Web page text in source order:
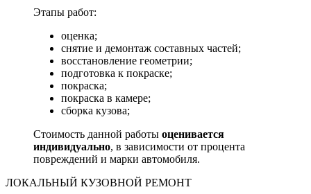
Этапы работ:
оценка;
снятие и демонтаж составных частей;
восстановление геометрии;
подготовка к покраске;
покраска;
покраска в камере;
сборка кузова;
Стоимость данной работы оценивается
индивидуально, в зависимости от процента
повреждений и марки автомобиля.
ЛОКАЛЬНЫЙ КУЗОВНОЙ РЕМОНТ